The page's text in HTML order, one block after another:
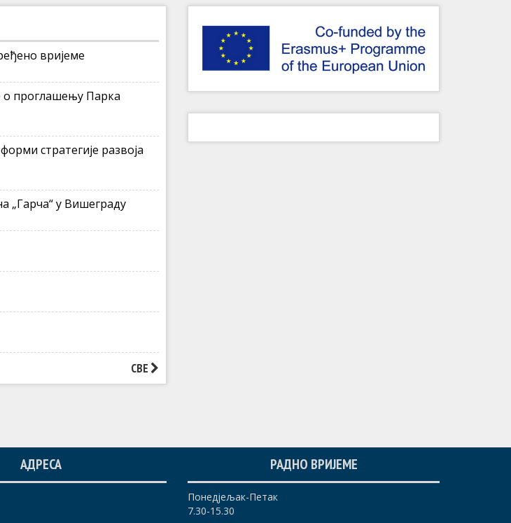
вријеме
о проглашењу Парка
стратегије развоја
„Гарча“ у Вишеграду
СВЕ
АДРЕСА РАДНО ВРИЈЕМЕ
Понедјељак-Петак
7.30-15.30